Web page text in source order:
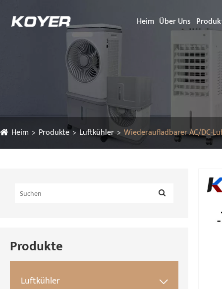
Heim Über Uns
Heim Produkte Luftkühler Wiederaufladbarer AC/DC-
Produkte
Luftkühler 